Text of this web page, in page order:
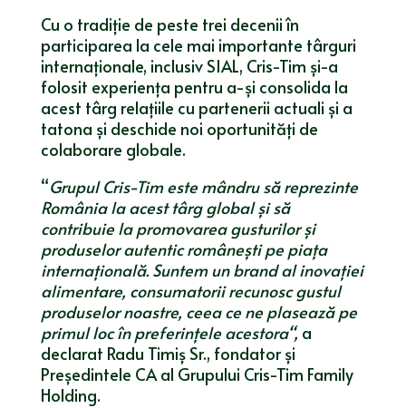
Cu o tradiție de peste trei decenii în
participarea la cele mai importante târguri
internaționale, inclusiv SIAL, Cris-Tim și-a
folosit experiența pentru a-și consolida la
acest târg relațiile cu partenerii actuali și a
tatona și deschide noi oportunități de
colaborare globale.
“Grupul Cris-Tim este mândru să reprezinte
România la acest târg global și să
contribuie la promovarea gusturilor și
produselor autentic românești pe piața
internațională. Suntem un brand al inovației
alimentare, consumatorii recunosc gustul
produselor noastre, ceea ce ne plaseazăpe
primul loc în preferințele acestora“, a
declarat Radu Timiș Sr., fondator și
Președintele CA al Grupului Cris-Tim Family
Holding.